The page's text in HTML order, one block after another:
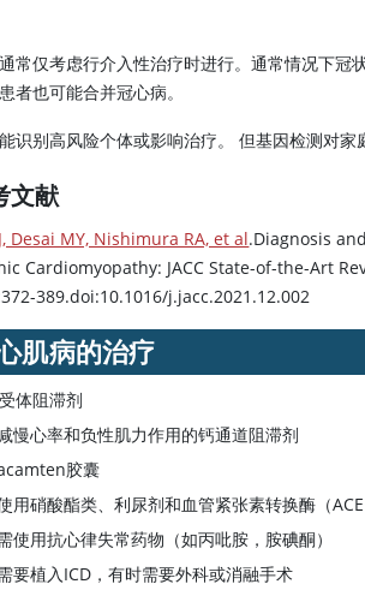
常仅考虑行介入性治疗时进行。通常情况下冠
者也可能合并冠心病。
识别高风险个体或影响治疗。 但基因检测对家
文献
Desai MY, Nishimura RA, et al.Diagnosis
Cardiomyopathy: JACC State-of-the-Art
389.doi:10.1016/j.jacc.2021.12.002
肌病的治疗
体阻滞剂
慢心率和负性肌力作用的钙通道阻滞剂
胶囊
用硝酸酯类、利尿剂和血管紧张素转换酶（
使用抗心律失常药物（如丙吡胺，胺碘酮）
要植入ICD，有时需要外科或消融手术